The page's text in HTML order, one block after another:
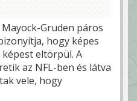
Gruden páros
hogy képes
képest eltörpül. A
az NFL-ben és látva
vele, hogy